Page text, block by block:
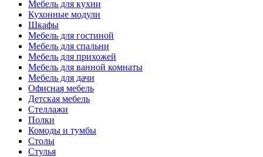
Мебель для кухни
Кухонные модули
Шкафы
Мебель для гостиной
Мебель для спальни
Мебель для прихожей
Мебель для ванной комнаты
Мебель для дачи
Офисная мебель
Детская мебель
Стеллажи
Полки
Комоды и тумбы
Столы
Стулья